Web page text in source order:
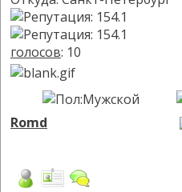
голосов: 10
Romd